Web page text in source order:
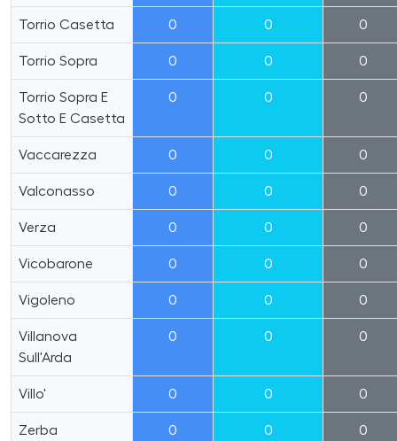
Torrio Casetta 0 0 0
Torrio Sopra 0 0 0
Torrio Sopra E
Sotto E Casetta
0 0 0
Vaccarezza 0 0 0
Valconasso 0 0 0
Verza 0 0 0
Vicobarone 0 0 0
Vigoleno 0 0 0
Villanova
Sull'Arda
0 0 0
Villo' 0 0 0
Zerba 0 0 0